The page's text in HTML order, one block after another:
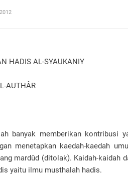
HADIS AL-SYAUKANIY
AUTHÂR
banyak memberikan kontribusi
menetapkan kaedah-kaedah
mardûd (ditolak). Kaidah-kaidah
yaitu ilmu musthalah hadis.